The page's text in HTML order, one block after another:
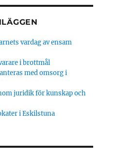
vardag av ensam
i brottmål
med omsorg i
juridik för kunskap och
i Eskilstuna